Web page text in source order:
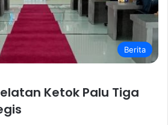
Berita
Ketok Palu Tiga